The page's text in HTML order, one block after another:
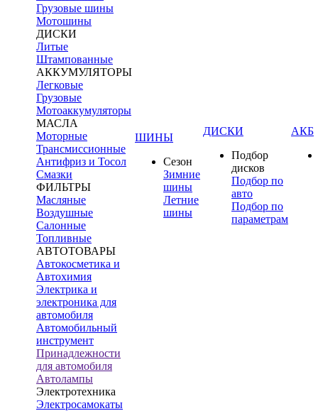
Грузовые шины
Мотошины
ДИСКИ
Литые
Штампованные
АККУМУЛЯТОРЫ
Легковые
Грузовые
Мотоаккумуляторы
МАСЛА
Моторные
Трансмиссионные
Антифриз и Тосол
Смазки
ФИЛЬТРЫ
Масляные
Воздушные
Салонные
Топливные
АВТОТОВАРЫ
Автокосметика и
Автохимия
Электрика и
электроника для
автомобиля
Автомобильный
инструмент
Принадлежности
для автомобиля
Автолампы
Электротехника
Электросамокаты
ШИНЫ
Сезон
Зимние
шины
Летние
шины
ДИСКИ
Подбор
дисков
Подбор по
авто
Подбор по
параметрам
АКБ